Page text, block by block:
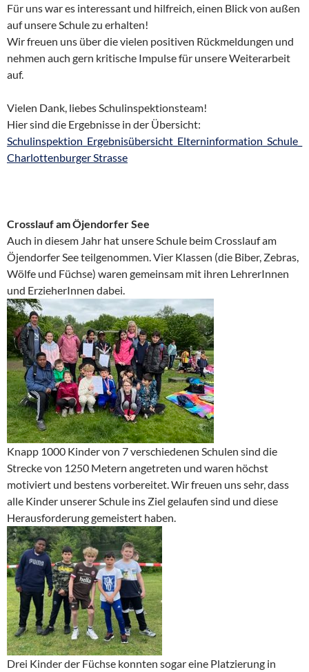
Für uns war es interessant und hilfreich, einen Blick von außen
auf unsere Schule zu erhalten!
Wir freuen uns über die vielen positiven Rückmeldungen und
nehmen auch gern kritische Impulse für unsere Weiterarbeit
auf.
Vielen Dank, liebes Schulinspektionsteam!
Hier sind die Ergebnisse in der Übersicht:
Schulinspektion_Ergebnisübersicht_Elterninformation_Schule_
Charlottenburger Strasse
Crosslauf am Öjendorfer See
Auch in diesem Jahr hat unsere Schule beim Crosslauf am
Öjendorfer See teilgenommen. Vier Klassen (die Biber, Zebras,
Wölfe und Füchse) waren gemeinsam mit ihren LehrerInnen
und ErzieherInnen dabei.
Knapp 1000 Kinder von 7 verschiedenen Schulen sind die
Strecke von 1250 Metern angetreten und waren höchst
motiviert und bestens vorbereitet. Wir freuen uns sehr, dass
alle Kinder unserer Schule ins Ziel gelaufen sind und diese
Herausforderung gemeistert haben.
Drei Kinder der Füchse konnten sogar eine Platzierung in